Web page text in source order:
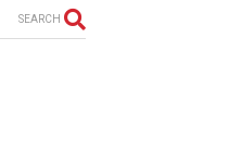
SEARCH